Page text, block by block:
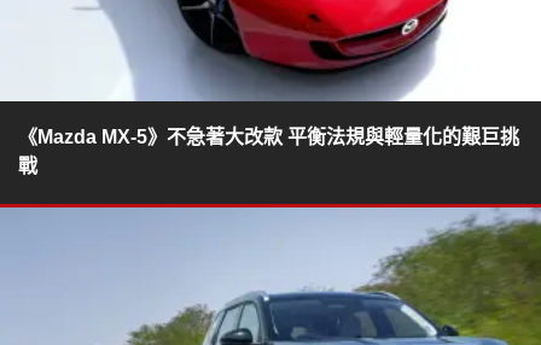
《Mazda MX-5》不急著大改款 平衡法規與輕量化的艱巨挑
戰